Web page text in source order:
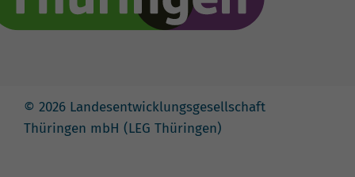
© 2026 Landesentwicklungsgesellschaft
Thüringen mbH (LEG Thüringen)